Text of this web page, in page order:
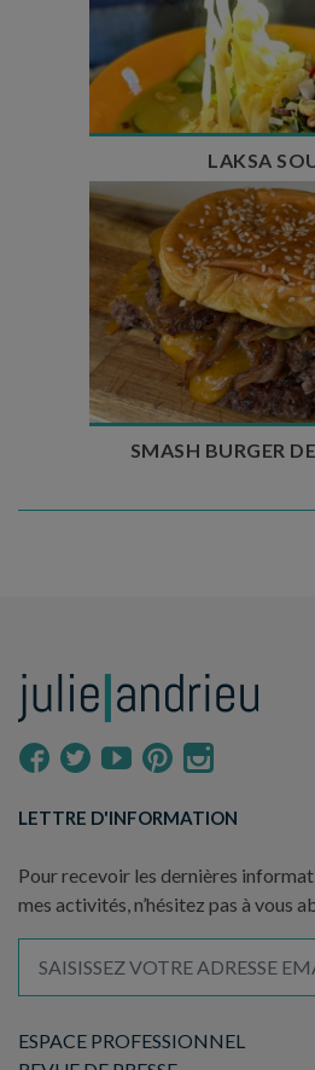
Temps de
Temps de cuisson
Nombre de
LAKSA
Temps de
Temps de cuisson : 5
Nombre de
SMASH BURGER
ESPACE PROFESSIONNEL
LETTRE D'INFORMATION
Pour recevoir les dernières
mes activités, n’hésitez pas à vous